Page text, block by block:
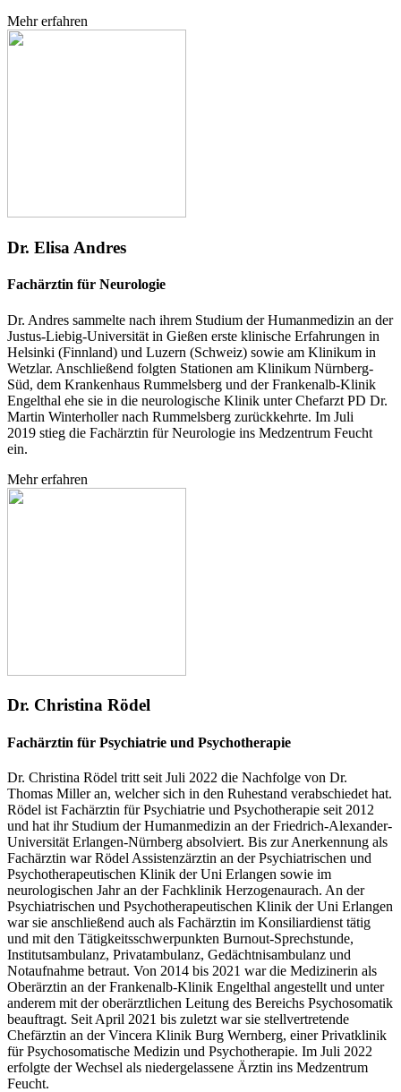
Mehr erfahren
Dr. Elisa Andres
Fachärztin für Neurologie
Dr. Andres sammelte nach ihrem Studium der Humanmedizin an der
Justus-Liebig-Universität in Gießen erste klinische Erfahrungen in
Helsinki (Finnland) und Luzern (Schweiz) sowie am Klinikum in
Wetzlar. Anschließend folgten Stationen am Klinikum Nürnberg-
Süd, dem Krankenhaus Rummelsberg und der Frankenalb-Klinik
Engelthal ehe sie in die neurologische Klinik unter Chefarzt PD Dr.
Martin Winterholler nach Rummelsberg zurückkehrte. Im Juli
2019 stieg die Fachärztin für Neurologie ins Medzentrum Feucht
ein.
Mehr erfahren
Dr. Christina Rödel
Fachärztin für Psychiatrie und Psychotherapie
Dr. Christina Rödel tritt seit Juli 2022 die Nachfolge von Dr.
Thomas Miller an, welcher sich in den Ruhestand verabschiedet hat.
Rödel ist Fachärztin für Psychiatrie und Psychotherapie seit 2012
und hat ihr Studium der Humanmedizin an der Friedrich-Alexander-
Universität Erlangen-Nürnberg absolviert. Bis zur Anerkennung als
Fachärztin war Rödel Assistenzärztin an der Psychiatrischen und
Psychotherapeutischen Klinik der Uni Erlangen sowie im
neurologischen Jahr an der Fachklinik Herzogenaurach. An der
Psychiatrischen und Psychotherapeutischen Klinik der Uni Erlangen
war sie anschließend auch als Fachärztin im Konsiliardienst tätig
und mit den Tätigkeitsschwerpunkten Burnout-Sprechstunde,
Institutsambulanz, Privatambulanz, Gedächtnisambulanz und
Notaufnahme betraut. Von 2014 bis 2021 war die Medizinerin als
Oberärztin an der Frankenalb-Klinik Engelthal angestellt und unter
anderem mit der oberärztlichen Leitung des Bereichs Psychosomatik
beauftragt. Seit April 2021 bis zuletzt war sie stellvertretende
Chefärztin an der Vincera Klinik Burg Wernberg, einer Privatklinik
für Psychosomatische Medizin und Psychotherapie. Im Juli 2022
erfolgte der Wechsel als niedergelassene Ärztin ins Medzentrum
Feucht.